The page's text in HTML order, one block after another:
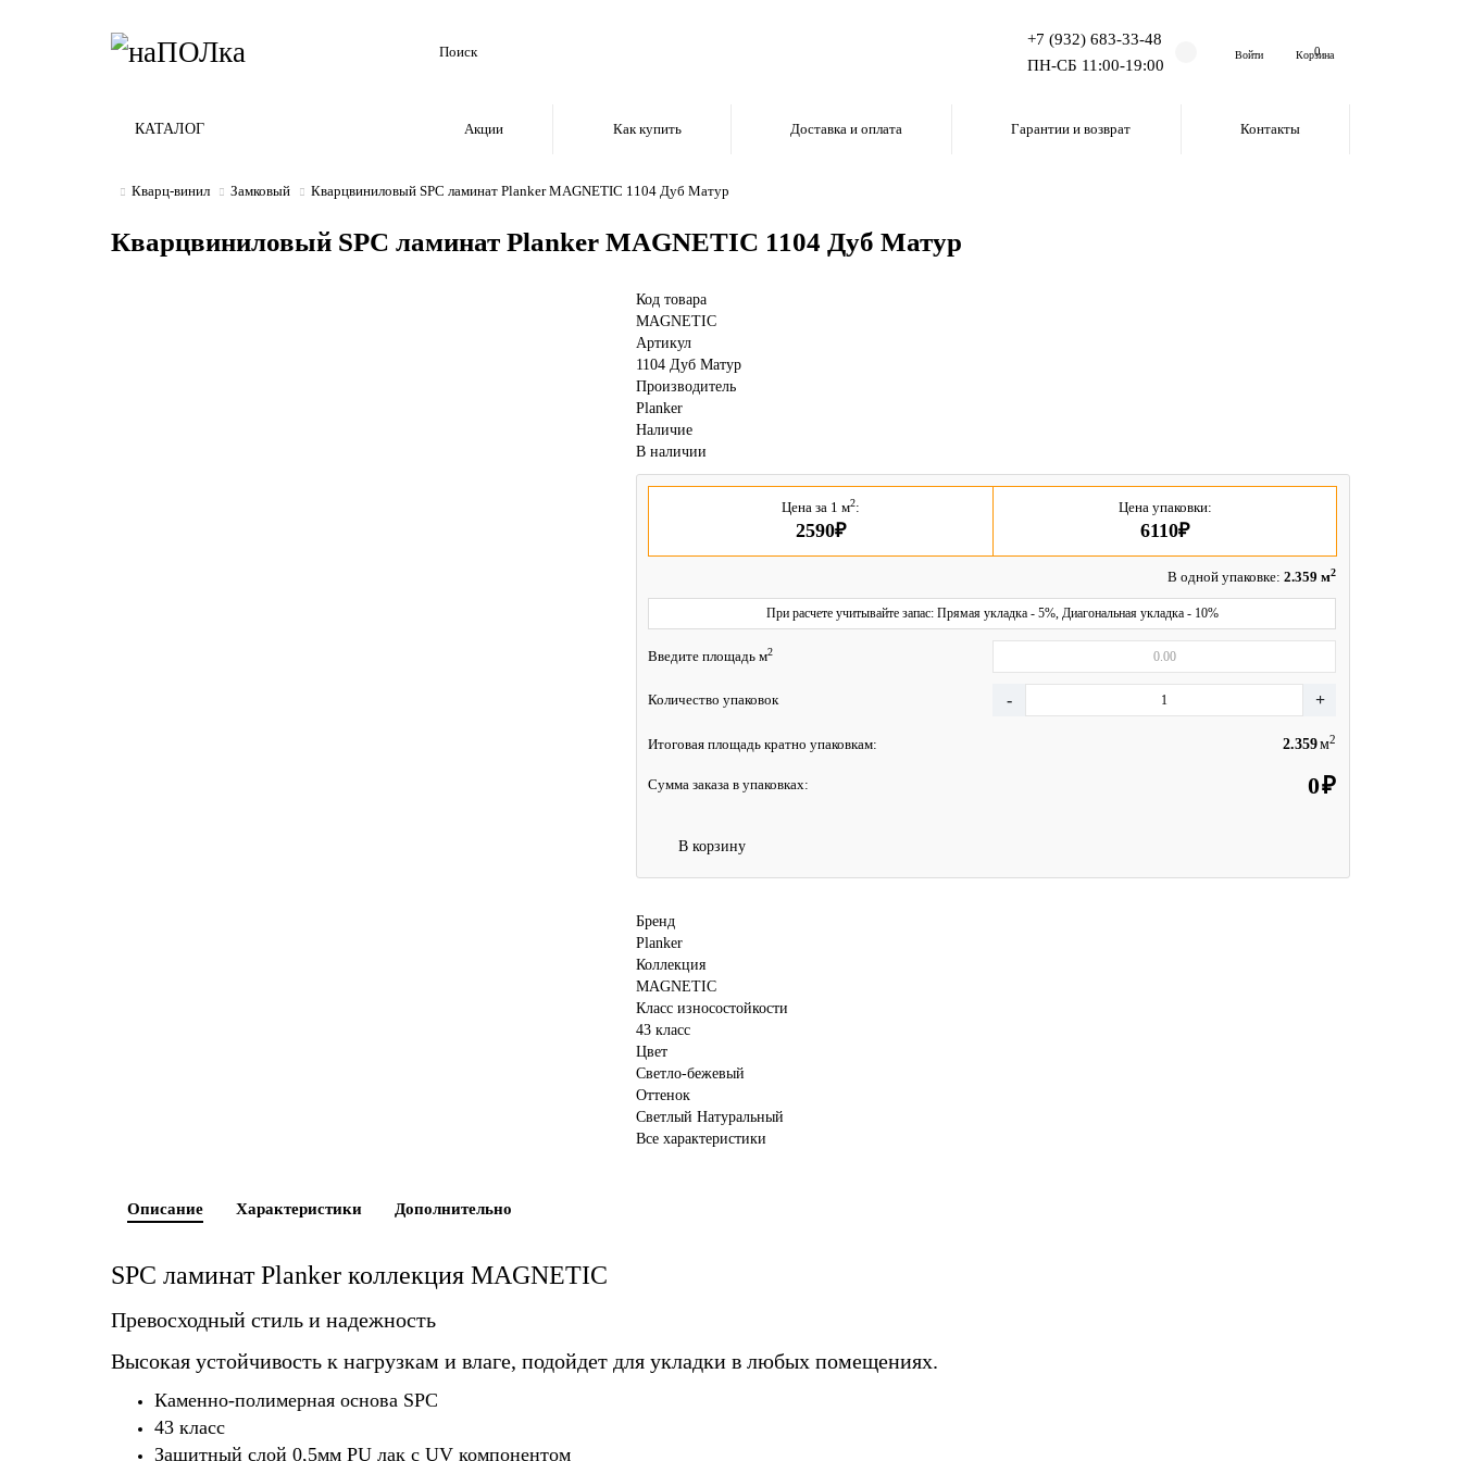
+7 (932) 683-33-48
ПН-СБ 11:00-19:00
Войти 0
Корзина
КАТАЛОГ Акции Как купить Доставка и оплата Гарантии и возврат Контакты
Кварц-винил Замковый Кварцвиниловый SPC ламинат Planker MAGNETIC 1104 Дуб Матур
Кварцвиниловый SPC ламинат Planker MAGNETIC 1104 Дуб Матур
Код товара
MAGNETIC
Артикул
1104 Дуб Матур
Производитель
Planker
Наличие
В наличии
Цена за 1 м2:
2590₽
Цена упаковки:
6110₽
В одной упаковке:2.359 м2
При расчете учитывайте запас: Прямая укладка - 5%, Диагональная укладка - 10%
Введите площадь м2
Количество упаковок
Итоговая площадь кратно упаковкам: м2
Сумма заказа в упаковках: ₽
В корзину
Бренд
Planker
Коллекция
MAGNETIC
Класс износостойкости
43 класс
Цвет
Светло-бежевый
Оттенок
Светлый Натуральный
Все характеристики
Описание Характеристики Дополнительно
SPC ламинат Planker коллекция MAGNETIC
Превосходный стиль и надежность
Высокая устойчивость к нагрузкам и влаге, подойдет для укладки в любых помещениях.
Каменно-полимерная основа SPC
43 класс
Защитный слой 0,5мм PU лак с UV компонентом